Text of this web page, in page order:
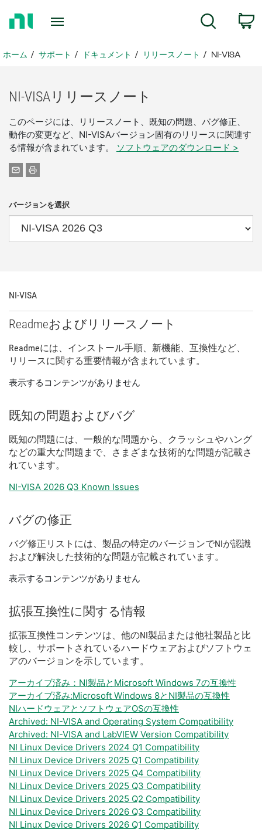
ペホーム サポート ドキュメント リリースノート NI-VISA
NI-VISAリリース ノート
このページには、リリースノート、既知の問題、バグ修正、
動作の変更など、NI-VISAバージョン固有のリリースに関連す
る情報が含まれています。
ソフトウェアのダウンロード >
バージョンを選択
NI-VISA
Readmeおよび リリース ノート
Readmeには、 インストール手順、 新機能、 互換性など、
リリースに関する重要情報が含 まれてい ます。
表示するコンテンツがありません
既知の問題およびバグ
既知の問題には、 一般的な問題から、 クラッシュやハング
などの重大な問題 まで、 さまざま な技術的な問題が記載さ
れてい ます。
NI-VISA 2026 Q3 Known Issues
バグの修正
バグ修正 リスト には、 製品の特定のバージョンでNIが認識
および解決した技術的な問題が記載されてい ます。
表示するコンテンツがありません
拡張互換性に関する情報
拡張互換性コンテンツは、 他のNI製品 または他社製品と 比
較 し、 サポート されているハードウェアおよびソフトウェ
アのバージョンを示してい ます。
アーカイブ済み：NI製品とMicrosoft Windows 7の互換性
アーカイブ済み:Microsoft Windows 8とNI製品の互換性
NIハードウェアとソフトウェアOSの互換性
Archived: NI-VISA and Operating System Compatibility
Archived: NI-VISA and LabVIEW Version Compatibility
NI Linux Device Drivers 2024 Q1 Compatibility
NI Linux Device Drivers 2025 Q1 Compatibility
NI Linux Device Drivers 2025 Q4 Compatibility
NI Linux Device Drivers 2025 Q3 Compatibility
NI Linux Device Drivers 2025 Q2 Compatibility
NI Linux Device Drivers 2026 Q3 Compatibility
NI Linux Device Drivers 2026 Q1 Compatibility